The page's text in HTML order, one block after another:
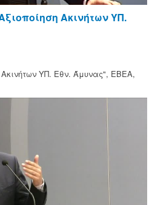
Ακινήτων ΥΠ.
ΥΠ. Εθν. Άμυνας", ΕΒΕΑ,